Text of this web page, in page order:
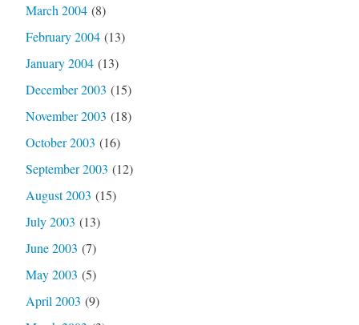
March 2004(8)
February 2004(13)
January 2004(13)
December 2003 (15)
November 2003 (18)
October 2003 (16)
September 2003 (12)
August 2003 (15)
July 2003 (13)
June 2003 (7)
May 2003 (5)
April 2003 (9)